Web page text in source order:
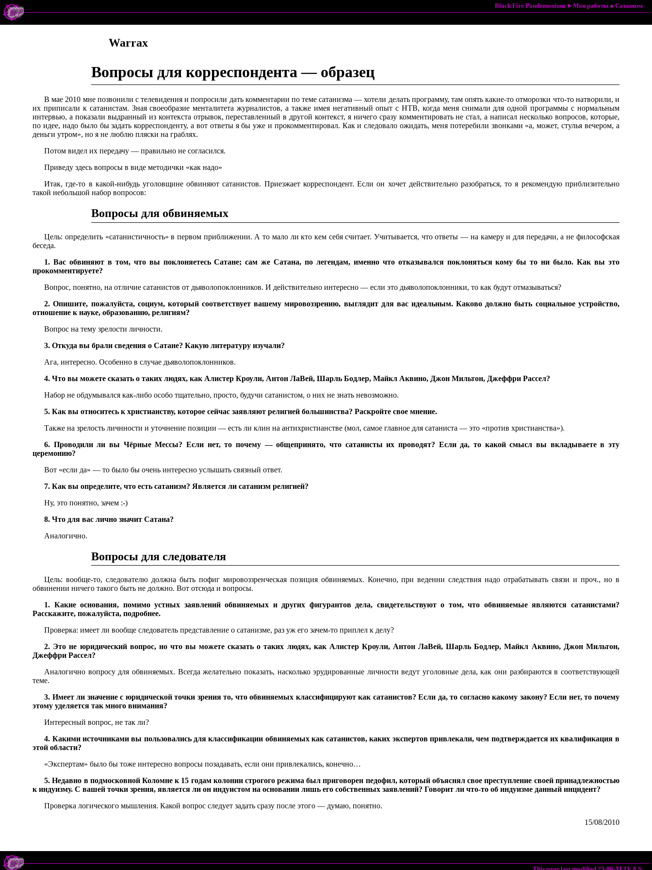
Black Fire Pandemonium ►Мои работы ●Сатанизм
Warrax
Вопросы для корреспондента — образец
В мае 2010 мне позвонили с телевидения и попросили дать комментарии по теме сатанизма — хотели делать программу, там опять какие-то отморозки что-то натворили, и
их приписали к сатанистам. Зная своеобразие менталитета журналистов, а также имея негативный опыт с НТВ, когда меня снимали для одной программы с нормальным
интервью, а показали выдранный из контекста отрывок, переставленный в другой контекст, я ничего сразу комментировать не стал, а написал несколько вопросов, которые,
по идее, надо было бы задать корреспонденту, а вот ответы я бы уже и прокомментировал. Как и следовало ожидать, меня потеребили звонками «а, может, стулья вечером, а
деньги утром», но я не люблю пляски на граблях.
Потом видел их передачу — правильно не согласился.
Приведу здесь вопросы в виде методички «как надо»
Итак, где-то в какой-нибудь уголовщине обвиняют сатанистов. Приезжает корреспондент. Если он хочет действительно разобраться, то я рекомендую приблизительно
такой небольшой набор вопросов:
Вопросы для обвиняемых
Цель: определить «сатанистичность» в первом приближении. А то мало ли кто кем себя считает. Учитывается, что ответы — на камеру и для передачи, а не философская
беседа.
1. Вас обвиняют в том, что вы поклоняетесь Сатане; сам же Сатана, по легендам, именно что отказывался поклоняться кому бы то ни было. Как вы это
прокомментируете?
Вопрос, понятно, на отличие сатанистов от дьяволопоклонников. И действительно интересно — если это дьяволопоклонники, то как будут отмазываться?
2. Опишите, пожалуйста, социум, который соответствует вашему мировоззрению, выглядит для вас идеальным. Каково должно быть социальное устройство,
отношение к науке, образованию, религиям?
Вопрос на тему зрелости личности.
3. Откуда вы брали сведения о Сатане? Какую литературу изучали?
Ага, интересно. Особенно в случае дьяволопоклонников.
4. Что вы можете сказать о таких людях, как Алистер Кроули, Антон ЛаВей, Шарль Бодлер, Майкл Аквино, Джон Мильтон, Джеффри Рассел?
Набор не обдумывался как-либо особо тщательно, просто, будучи сатанистом, о них не знать невозможно.
5. Как вы относитесь к христианству, которое сейчас заявляют религией большинства? Раскройте свое мнение.
Также на зрелость личнности и уточнение позиции — есть ли клин на антихристианстве (мол, самое главное для сатаниста — это «против христианства»).
6. Проводили ли вы Чёрные Мессы? Если нет, то почему — общепринято, что сатанисты их проводят? Если да, то какой смысл вы вкладываете в эту
церемонию?
Вот «если да» — то было бы очень интересно услышать связный ответ.
7. Как вы определите, что есть сатанизм? Является ли сатанизм религией?
Ну, это понятно, зачем :-)
8. Что для вас лично значит Сатана?
Аналогично.
Вопросы для следователя
Цель: вообще-то, следователю должна быть пофиг мировоззренческая позиция обвиняемых. Конечно, при веденни следствия надо отрабатывать связи и проч., но в
обвинении ничего такого быть не должно. Вот отсюда и вопросы.
1. Какие основания, помимо устных заявлений обвиняемых и других фигурантов дела, свидетельствуют о том, что обвиняемые являются сатанистами?
Расскажите, пожалуйста, подробнее.
Проверка: имеет ли вообще следователь представление о сатанизме, раз уж его зачем-то приплел к делу?
2. Это не юридический вопрос, но что вы можете сказать о таких людях, как Алистер Кроули, Антон ЛаВей, Шарль Бодлер, Майкл Аквино, Джон Мильтон,
Джеффри Рассел?
Аналогично вопросу для обвиняемых. Всегда желательно показать, насколько эрудированные личности ведут уголовные дела, как они разбираются в соответствующей
теме.
3. Имеет ли значение с юридической точки зрения то, что обвиняемых классифицируют как сатанистов? Если да, то согласно какому закону? Если нет, то почему
этому уделяется так много внимания?
Интересный вопрос, не так ли?
4. Какими источниками вы пользовались для классификации обвиняемых как сатанистов, каких экспертов привлекали, чем подтверждается их квалификация в
этой области?
«Экспертам» было бы тоже интересно вопросы позадавать, если они привлекались, конечно…
5. Недавно в подмосковной Коломне к 15 годам колонии строгого режима был приговорен педофил, который объяснял свое преступление своей принадлежностью
к индуизму. С вашей точки зрения, является ли он индуистом на основании лишь его собственных заявлений? Говорит ли что-то об индуизме данный инцидент?
Проверка логического мышления. Какой вопрос следует задать сразу после этого — думаю, понятно.
15/08/2010